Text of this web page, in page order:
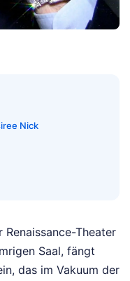
Nick
Theater
Saal, fängt
das im Vakuum der